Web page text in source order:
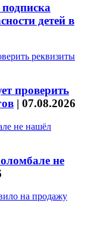
детей в
проверить
| 07.08.2026
не